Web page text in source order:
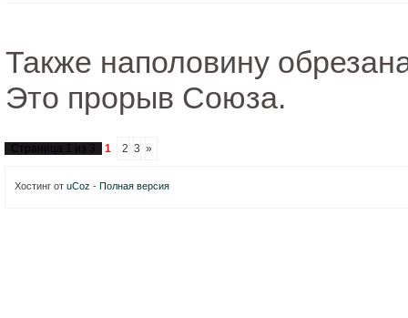
Также наполовину
Это прорыв Союза.
Страница 1 из 3 1 2 3 »
Хостинг от uCoz - Полная версия